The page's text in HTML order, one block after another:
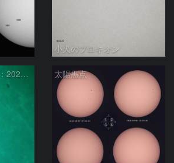
小犬のプロキオン
活動領域 4498,4500：2026/08/08 太陽黒点